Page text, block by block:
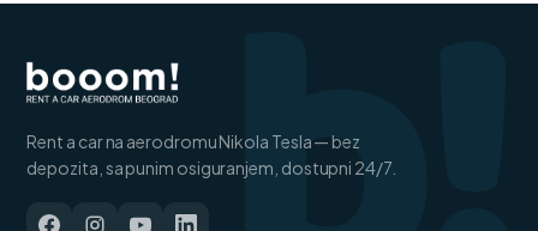
Rent a car na aerodromu Nikola Tesla — bez
depozita, sa punim osiguranjem, dostupni 24/7.